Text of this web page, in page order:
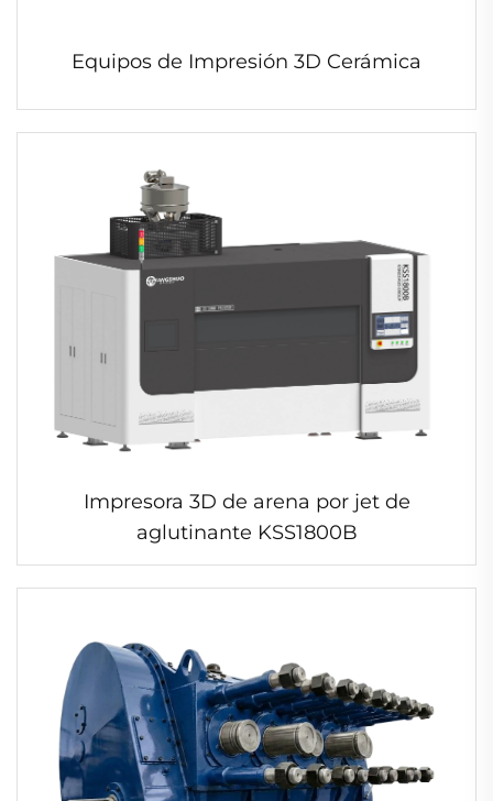
Equipos de Impresión 3D Cerámica
Impresora 3D de arena por jet de
aglutinante KSS1800B